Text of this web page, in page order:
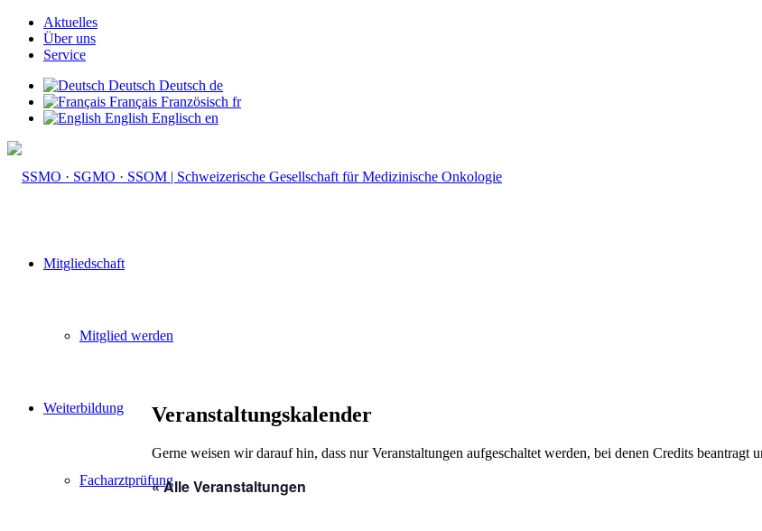
Aktuelles
Über uns
Service
Deutsch Deutsch de
Français Französisch fr
English Englisch en
Mitgliedschaft
Mitglied werden
Weiterbildung
Facharztprüfung
Veranstaltungskalender
Gerne weisen wir darauf hin, dass nur Veranstaltungen aufgeschaltet werden, bei denen Credits beantragt
« Alle Veranstaltungen